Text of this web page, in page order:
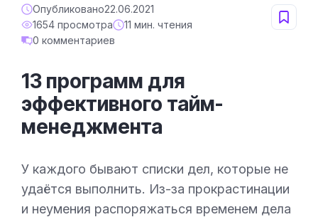
Опубликовано22.06.2021
1654 просмотра
11 мин. чтения
0 комментариев
13 программ для
эффективного тайм-
менеджмента
У каждого бывают списки дел, которые не
удаётся выполнить. Из-за прокрастинации
и неумения распоряжаться временем дела